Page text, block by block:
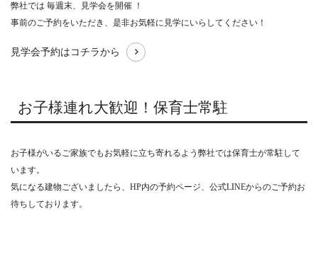
弊社では 毎週末、見学会を開催 ！
事前のご予約をいただき、是非お気軽に見学にいらしてください！
見学会予約はコチラから
お子様連れ大歓迎！保育士常駐
お子様がいるご家族でもお気軽に立ち寄れるよう弊社では保育士が常駐して
います。
気になる建物ございましたら、HP内の予約ページ、公式LINEからのご予約お
待ちしております。